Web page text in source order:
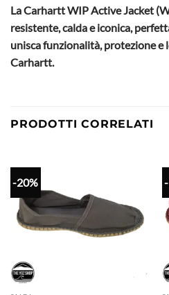
La Carhartt WIP Active Jacket
resistente, calda e iconica,
unisca funzionalità, protezione
Carhartt.
PRODOTTI CORRELATI
-20%